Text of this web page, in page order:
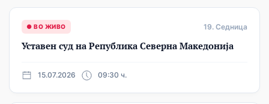
● ВО ЖИВО 19. Седница
Уставен суд на Република Северна Македонија
15.07.2026 09:30 ч.